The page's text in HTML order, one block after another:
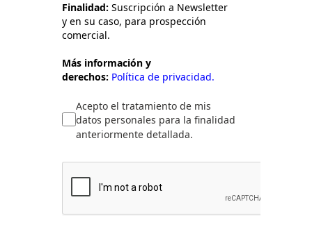
Finalidad: Suscripción a Newsletter
y en su caso, para prospección
comercial.
Más información y
derechos: Política de privacidad.
Acepto el tratamiento de mis
datos personales para la finalidad
anteriormente detallada.